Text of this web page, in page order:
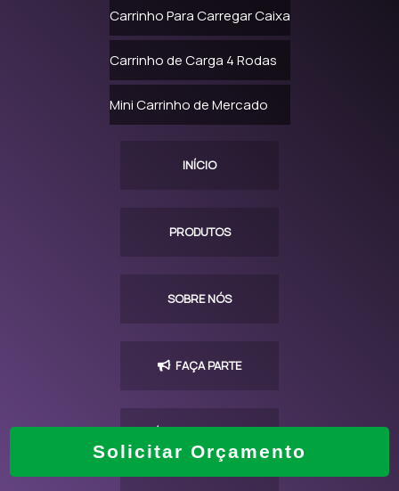
Solicitar Orçamento
CARRINHOS DE SUPERMERCADO ONDE COMPRAR
CONSERTO DE CARRINHO DE SUPERMERCADO
MANUTENÇÃO CARRINHOS DE MERCADO
REFORMA DE CARRINHO DE MERCADO
CARRINHO DE SUPERMERCADO SEM PORTA BABY
CARRINHO SUPERMERCADO MODELO GESTANTE
Carrinho Para Carregar Caixa
Carrinho de Carga 4 Rodas
Mini Carrinho de Mercado
INÍCIO
PRODUTOS
SOBRE NÓS
FAÇA PARTE
POLÍTICA E PRIVACIDADE